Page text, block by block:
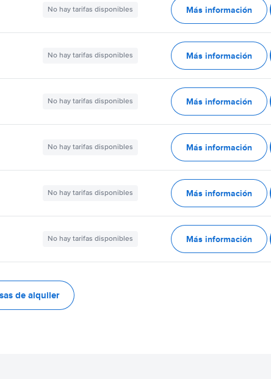
No hay tarifas disponibles Más información
No hay tarifas disponibles Más información
No hay tarifas disponibles Más información
No hay tarifas disponibles Más información
No hay tarifas disponibles Más información
No hay tarifas disponibles Más información
de alquiler